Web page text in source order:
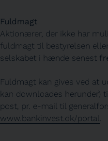
Fuldmagt
Aktionærer, der ikke har
fuldmagt til bestyrelsen
selskabet i hænde senest
Fuldmagt kan gives ved at
kan downloades herunder)
post, pr. e-mail til
www.bankinvest.dk/portal.